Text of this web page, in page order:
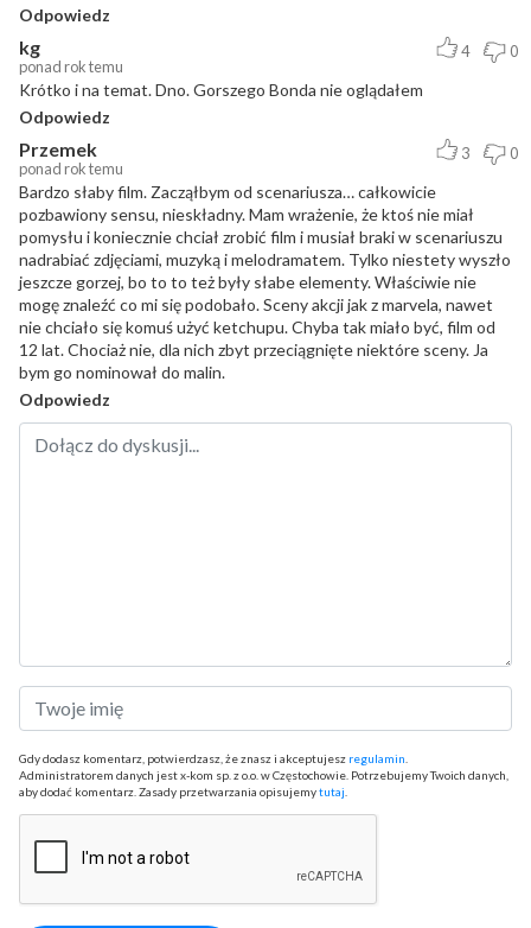
Odpowiedz
kg
ponad rok temu
4 0
Krótko i na temat. Dno. Gorszego Bonda nie oglądałem
Odpowiedz
Przemek
ponad rok temu
3 0
Bardzo słaby film. Zacząłbym od scenariusza… całkowicie
pozbawiony sensu, nieskładny. Mam wrażenie, że ktoś nie miał
pomysłu i koniecznie chciał zrobić film i musiał braki w scenariuszu
nadrabiać zdjęciami, muzyką i melodramatem. Tylko niestety wyszło
jeszcze gorzej, bo to to też były słabe elementy. Właściwie nie
mogę znaleźć co mi się podobało. Sceny akcji jak z marvela, nawet
nie chciało się komuś użyć ketchupu. Chyba tak miało być, film od
12 lat. Chociaż nie, dla nich zbyt przeciągnięte niektóre sceny. Ja
bym go nominował do malin.
Odpowiedz
Gdy dodasz komentarz, potwierdzasz, że znasz i akceptujesz regulamin
Administratorem danych jest x-kom sp. z o.o. w Częstochowie. Potrzebujemy Twoich danych,
aby dodać komentarz. Zasady przetwarzania opisujemytutaj